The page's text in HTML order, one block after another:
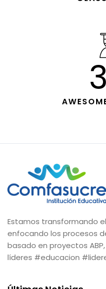
Estamos transformando
enfocando los procesos
basado en proyectos
líderes #educacion